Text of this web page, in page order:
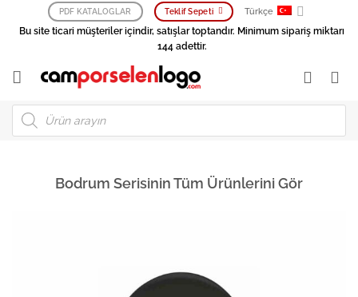
PDF KATALOGLAR Teklif Sepeti Türkçe
Bu site ticari müşteriler içindir, satışlar toptandır. Minimum sipariş miktarı
144 adettir.
Products
search
Bodrum Serisinin Tüm Ürünlerini Gör